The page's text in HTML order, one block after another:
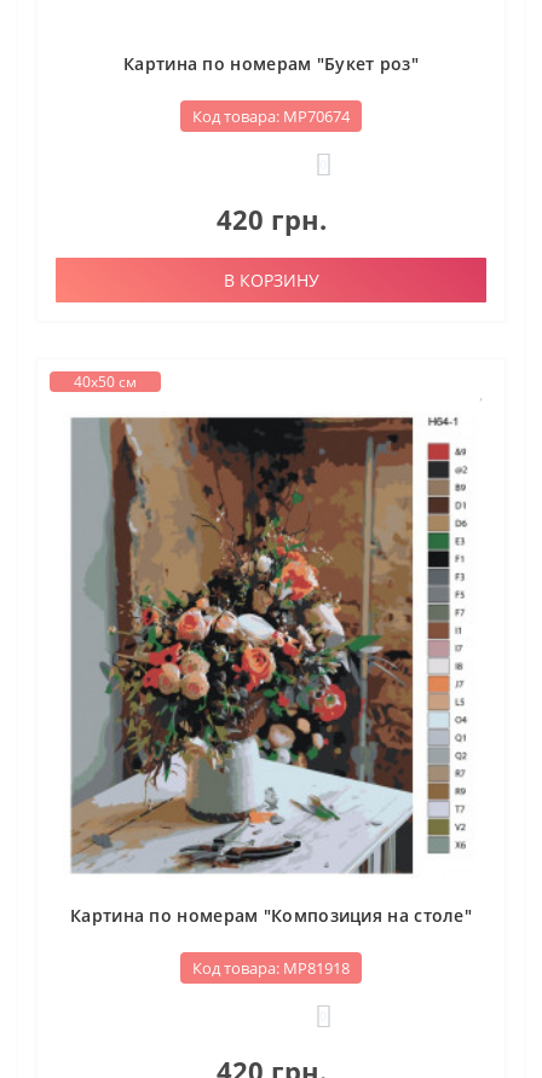
Картина по номерам "Букет роз"
Код товара: МР70674
420 грн.
В КОРЗИНУ
40х50 см
Картина по номерам "Композиция на столе"
Код товара: МР81918
420 грн.